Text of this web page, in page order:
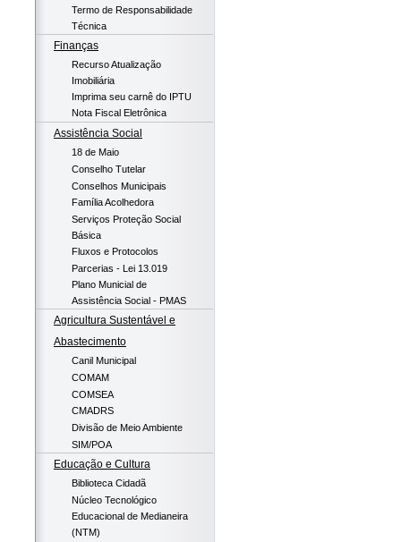
Termo de Responsabilidade
Técnica
Finanças
Recurso Atualização
Imobiliária
Imprima seu carnê do IPTU
Nota Fiscal Eletrônica
Assistência Social
18 de Maio
Conselho Tutelar
Conselhos Municipais
Família Acolhedora
Serviços Proteção Social
Básica
Fluxos e Protocolos
Parcerias - Lei 13.019
Plano Municial de
Assistência Social - PMAS
Agricultura Sustentável e
Abastecimento
Canil Municipal
COMAM
COMSEA
CMADRS
Divisão de Meio Ambiente
SIM/POA
Educação e Cultura
Biblioteca Cidadã
Núcleo Tecnológico
Educacional de Medianeira
(NTM)